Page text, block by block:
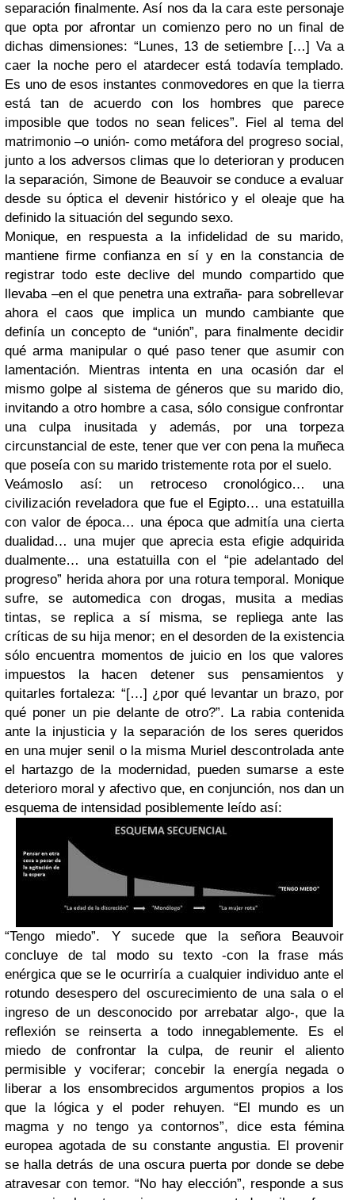
separación finalmente. Así nos da la cara este personaje
que opta por afrontar un comienzo pero no un final de
dichas dimensiones: “Lunes, 13 de setiembre […] Va a
caer la noche pero el atardecer está todavía templado.
Es uno de esos instantes conmovedores en que la tierra
está tan de acuerdo con los hombres que parece
imposible que todos no sean felices”. Fiel al tema del
matrimonio –o unión- como metáfora del progreso social,
junto a los adversos climas que lo deterioran y producen
la separación, Simone de Beauvoir se conduce a evaluar
desde su óptica el devenir histórico y el oleaje que ha
definido la situación del segundo sexo.
Monique, en respuesta a la infidelidad de su marido,
mantiene firme confianza en sí y en la constancia de
registrar todo este declive del mundo compartido que
llevaba –en el que penetra una extraña- para sobrellevar
ahora el caos que implica un mundo cambiante que
definía un concepto de “unión”, para finalmente decidir
qué arma manipular o qué paso tener que asumir con
lamentación. Mientras intenta en una ocasión dar el
mismo golpe al sistema de géneros que su marido dio,
invitando a otro hombre a casa, sólo consigue confrontar
una culpa inusitada y además, por una torpeza
circunstancial de este, tener que ver con pena la muñeca
que poseía con su marido tristemente rota por el suelo.
Veámoslo así: un retroceso cronológico… una
civilización reveladora que fue el Egipto… una estatuilla
con valor de época… una época que admitía una cierta
dualidad… una mujer que aprecia esta efigie adquirida
dualmente… una estatuilla con el “pie adelantado del
progreso” herida ahora por una rotura temporal. Monique
sufre, se automedica con drogas, musita a medias
tintas, se replica a sí misma, se repliega ante las
críticas de su hija menor; en el desorden de la existencia
sólo encuentra momentos de juicio en los que valores
impuestos la hacen detener sus pensamientos y
quitarles fortaleza: “[…] ¿por qué levantar un brazo, por
qué poner un pie delante de otro?”. La rabia contenida
ante la injusticia y la separación de los seres queridos
en una mujer senil o la misma Muriel descontrolada ante
el hartazgo de la modernidad, pueden sumarse a este
deterioro moral y afectivo que, en conjunción, nos dan un
esquema de intensidad posiblemente leído así:
“Tengo miedo”. Y sucede que la señora Beauvoir
concluye de tal modo su texto -con la frase más
enérgica que se le ocurriría a cualquier individuo ante el
rotundo desespero del oscurecimiento de una sala o el
ingreso de un desconocido por arrebatar algo-, que la
reflexión se reinserta a todo innegablemente. Es el
miedo de confrontar la culpa, de reunir el aliento
permisible y vociferar; concebir la energía negada o
liberar a los ensombrecidos argumentos propios a los
que la lógica y el poder rehuyen. “El mundo es un
magma y no tengo ya contornos”, dice esta fémina
europea agotada de su constante angustia. El provenir
se halla detrás de una oscura puerta por donde se debe
atravesar con temor. “No hay elección”, responde a sus